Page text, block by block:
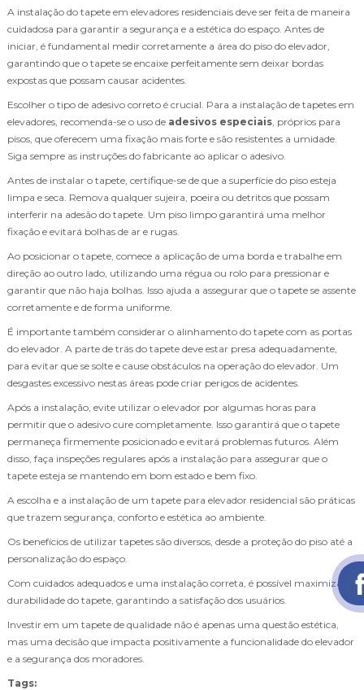
A instalação do tapete em elevadores residenciais deve ser feita de maneira
cuidadosa para garantir a segurança e a estética do espaço. Antes de
iniciar, é fundamental medir corretamente a área do piso do elevador,
garantindo que o tapete se encaixe perfeitamente sem deixar bordas
expostas que possam causar acidentes.
Escolher o tipo de adesivo correto é crucial. Para a instalação de tapetes em
elevadores, recomenda-se o uso de adesivos especiais , próprios para
pisos, que oferecem uma fixação mais forte e são resistentes a umidade.
Siga sempre as instruções do fabricante ao aplicar o adesivo.
Antes de instalar o tapete, certifique-se de que a superfície do piso esteja
limpa e seca. Remova qualquer sujeira, poeira ou detritos que possam
interferir na adesão do tapete. Um piso limpo garantirá uma melhor
fixação e evitará bolhas de ar e rugas.
Ao posicionar o tapete, comece a aplicação de uma borda e trabalhe em
direção ao outro lado, utilizando uma régua ou rolo para pressionar e
garantir que não haja bolhas. Isso ajuda a assegurar que o tapete se assente
corretamente e de forma uniforme.
É importante também considerar o alinhamento do tapete com as portas
do elevador. A parte de trás do tapete deve estar presa adequadamente,
para evitar que se solte e cause obstáculos na operação do elevador. Um
desgastes excessivo nestas áreas pode criar perigos de acidentes.
Após a instalação, evite utilizar o elevador por algumas horas para
permitir que o adesivo cure completamente. Isso garantirá que o tapete
permaneça firmemente posicionado e evitará problemas futuros. Além
disso, faça inspeções regulares após a instalação para assegurar que o
tapete esteja se mantendo em bom estado e bem fixo.
A escolha e a instalação de um tapete para elevador residencial são práticas
que trazem segurança, conforto e estética ao ambiente.
Os benefícios de utilizar tapetes são diversos, desde a proteção do piso até a
personalização do espaço.
Com cuidados adequados e uma instalação correta, é possível maximizar a
durabilidade do tapete, garantindo a satisfação dos usuários.
Investir em um tapete de qualidade não é apenas uma questão estética,
mas uma decisão que impacta positivamente a funcionalidade do elevador
e a segurança dos moradores.
Tags: